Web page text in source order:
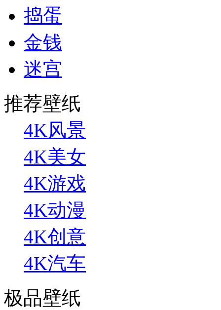
捣蛋
金钱
迷宫
推荐壁纸
4K风景
4K美女
4K游戏
4K动漫
4K创意
4K汽车
极品壁纸